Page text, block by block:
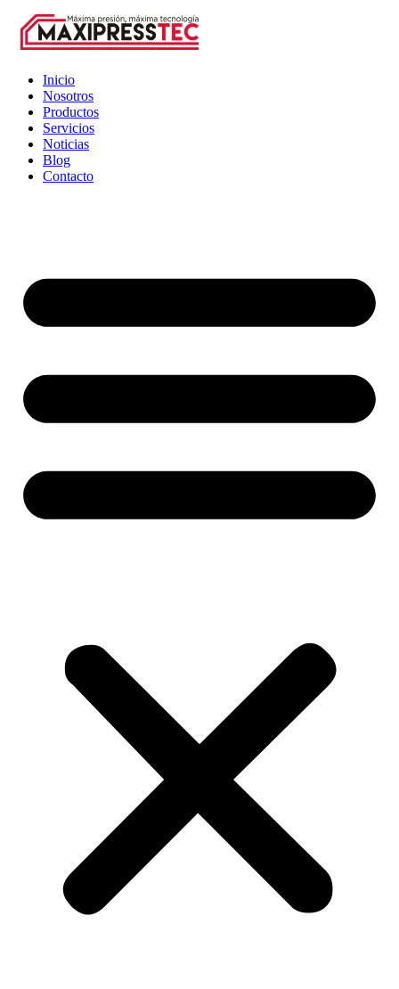
Inicio
Nosotros
Productos
Servicios
Noticias
Blog
Contacto